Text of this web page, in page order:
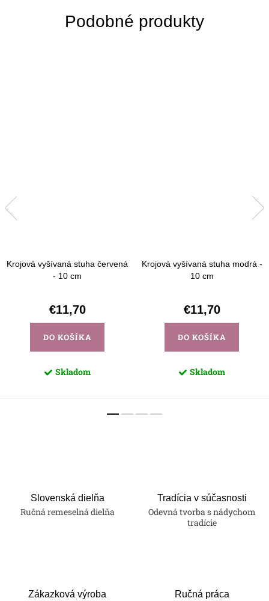
Krojová vyšívaná stuha červená
- 10 cm
€11,70
DO KOŠÍKA
Skladom
Krojová vyšívaná stuha modrá -
10 cm
€11,70
DO KOŠÍKA
Skladom
Slovenská dielňa
Ručná remeselná dielňa
Tradícia v súčasnosti
Odevná tvorba s nádychom
tradície
Zákazková výroba Ručná práca